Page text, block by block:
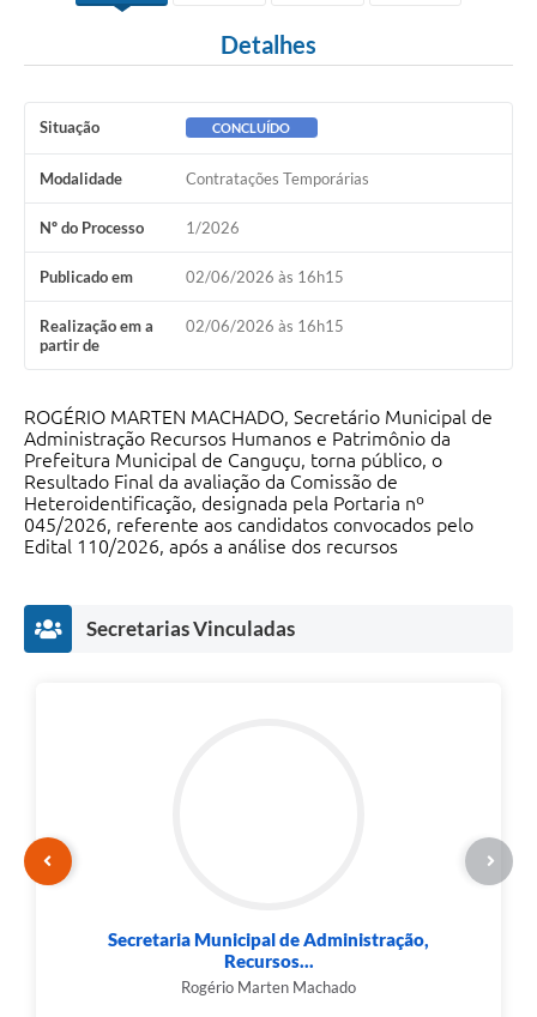
Detalhes
Situação CONCLUÍDO
Modalidade Contratações Temporárias
Nº do Processo 1/2026
Publicado em 02/06/2026 às 16h15
Realização em a
partir de
02/06/2026 às 16h15
ROGÉRIO MARTEN MACHADO, Secretário Municipal de
Administração Recursos Humanos e Patrimônio da
Prefeitura Municipal de Canguçu, torna público, o
Resultado Final da avaliação da Comissão de
Heteroidentificação, designada pela Portaria nº
045/2026, referente aos candidatos convocados pelo
Edital 110/2026, após a análise dos recursos
Secretarias Vinculadas
Secretaria Municipal de Administração,
Recursos...
Rogério Marten Machado